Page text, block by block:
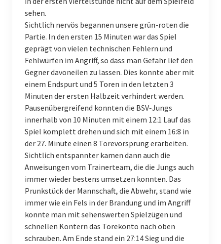
2. Männer
3. Männer
Nachwuchs
Männliche A-Jugend
Männliche B-Jugend I
Männliche B-Jugend II
Männliche C-Jugend II
Männliche C-Jugend III
Männliche D-Jugend I
sehen.
Sichtlich nervös begannen unsere grün-roten die
Partie. In den ersten 15 Minuten war das Spiel
geprägt von vielen technischen Fehlern und
Fehlwürfen im Angriff, so dass man Gefahr lief den
Gegner davoneilen zu lassen. Dies konnte aber mit
einem Endspurt und 5 Toren in den letzten 3
Minuten der ersten Halbzeit verhindert werden.
Pausenübergreifend konnten die BSV-Jungs
innerhalb von 10 Minuten mit einem 12:1 Lauf das
Spiel komplett drehen und sich mit einem 16:8 in
der 27. Minute einen 8 Torevorsprung erarbeiten.
Sichtlich entspannter kamen dann auch die
Anweisungen vom Trainerteam, die die Jungs auch
immer wieder bestens umsetzen konnten. Das
Prunkstück der Mannschaft, die Abwehr, stand wie
immer wie ein Fels in der Brandung und im Angriff
konnte man mit sehenswerten Spielzügen und
schnellen Kontern das Torekonto nach oben
schrauben. Am Ende stand ein 27:14 Sieg und die